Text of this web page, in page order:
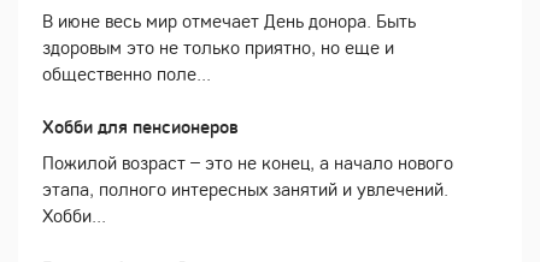
В июне весь мир отмечает День донора. Быть
здоровым это не только приятно, но еще и
общественно поле...
Хобби для пенсионеров
Пожилой возраст – это не конец, а начало нового
этапа, полного интересных занятий и увлечений.
Хобби...